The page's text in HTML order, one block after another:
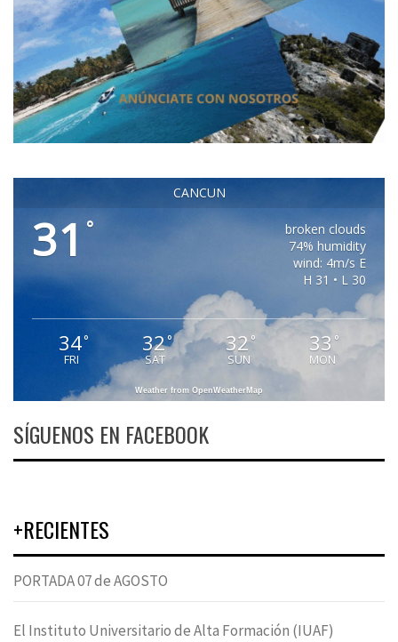
CANCUN
31 °
broken clouds
74% humidity
wind: 4m/s E
H 31 • L 30
34°
FRI
32°
SAT
32 °
SUN
33 °
MON
Weather from OpenWeatherMap
SÍGUENOS EN FACEBOOK
+RECIENTES
PORTADA 07 de AGOSTO
El Instituto Universitario de Alta Formación (IUAF)